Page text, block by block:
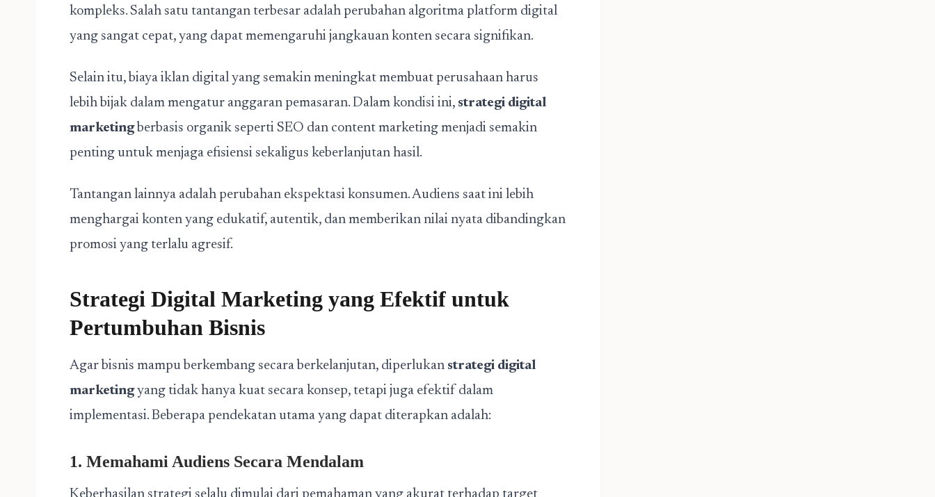
kompleks. Salah satu tantangan terbesar adalah perubahan algoritma platform digital
yang sangat cepat, yang dapat memengaruhi jangkauan konten secara signifikan.
Selain itu, biaya iklan digital yang semakin meningkat membuat perusahaan harus
lebih bijak dalam mengatur anggaran pemasaran. Dalam kondisi ini, strategi digital
marketingberbasis organik seperti SEO dan content marketing menjadi semakin
penting untuk menjaga efisiensi sekaligus keberlanjutan hasil.
Tantangan lainnya adalah perubahan ekspektasi konsumen. Audiens saat ini lebih
menghargai konten yang edukatif, autentik, dan memberikan nilai nyata dibandingkan
promosi yang terlalu agresif.
Strategi Digital Marketing yang Efektif untuk
Pertumbuhan Bisnis
Agar bisnis mampu berkembang secara berkelanjutan, diperlukan strategi digital
marketingyang tidak hanya kuat secara konsep, tetapi juga efektif dalam
implementasi. Beberapa pendekatan utama yang dapat diterapkan adalah:
1. Memahami Audiens Secara Mendalam
Keberhasilan strategi selalu dimulai dari pemahaman yang akurat terhadap target